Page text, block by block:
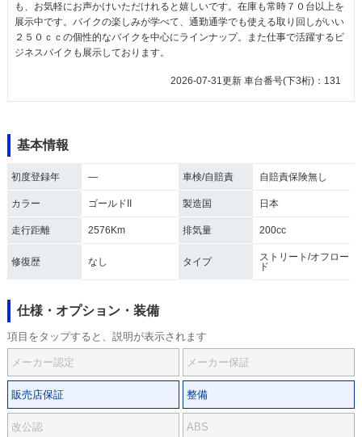
も、お気軽にお声かけいただけれると嬉しいです。在庫も常時７０台以上を
展示中です。バイクの楽しみが学べて、通勤通学でも使える取り回しがいい
２５０ｃｃの個性的なバイクを中心にラインナップ。また仕事で活躍するビ
ジネスバイクも展示しております。
2026-07-31更新 車台番号(下3桁)：131
基本情報
初度登録年 ― 車検/自賠責 自賠責保険無し
カラー ゴールドII 製造国 日本
走行距離 2576Km 排気量 200cc
修復歴 なし タイプ
ストリート/オフロー
ド
仕様・オプション・装備
項目をタップすると、説明が表示されます
メーカー認定 メーカー保証
販売店保証 整備
改公認 ABS